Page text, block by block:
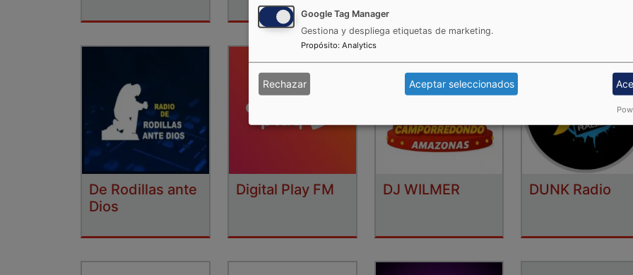
De Rodillas ante
Dios
Digital Play FM DJ WILMER DUNK Radio
Google Tag Manager
Gestiona y despliega etiquetas de marketing.
Propósito: Analytics
Rechazar Aceptar seleccionados